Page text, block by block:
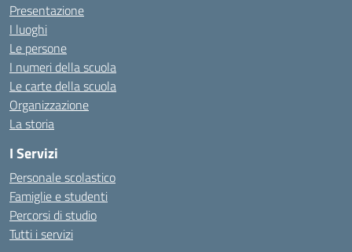
Presentazione
I luoghi
Le persone
I numeri della scuola
Le carte della scuola
Organizzazione
La storia
I Servizi
Personale scolastico
Famiglie e studenti
Percorsi di studio
Tutti i servizi